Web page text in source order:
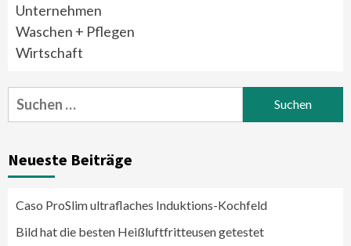
Unternehmen
Waschen + Pflegen
Wirtschaft
Suchen
nach:
Neueste Beiträge
Caso ProSlim ultraflaches Induktions-Kochfeld
Bild hat die besten Heißluftfritteusen getestet